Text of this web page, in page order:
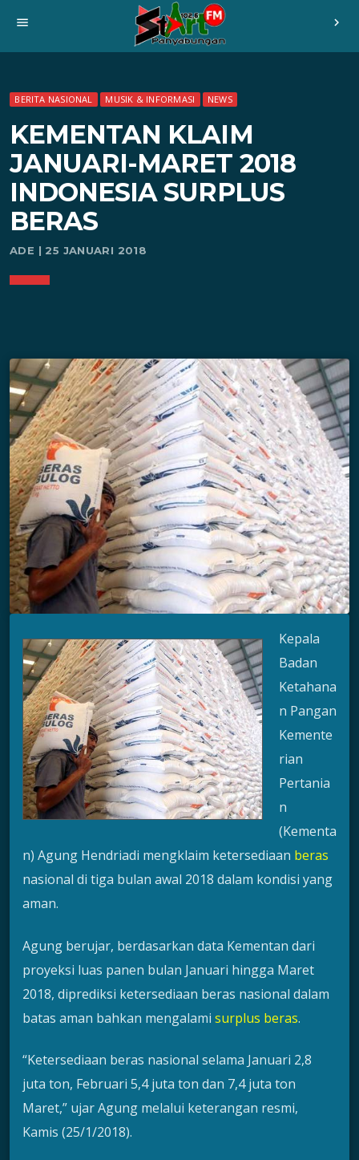
menu chevron_right
BERITA NASIONAL MUSIK & INFORMASI NEWS
KEMENTAN KLAIM
JANUARI-MARET 2018
INDONESIA SURPLUS
BERAS
ADE | 25 JANUARI 2018
Kepala
Badan
Ketahana
n Pangan
Kemente
rian
Pertania
n
(Kementa
n) Agung Hendriadi mengklaim ketersediaan beras
nasional di tiga bulan awal 2018 dalam kondisi yang
aman.
Agung berujar, berdasarkan data Kementan dari
proyeksi luas panen bulan Januari hingga Maret
2018, diprediksi ketersediaan beras nasional dalam
batas aman bahkan mengalami surplus beras.
“Ketersediaan beras nasional selama Januari 2,8
juta ton, Februari 5,4 juta ton dan 7,4 juta ton
Maret,” ujar Agung melalui keterangan resmi,
Kamis (25/1/2018).